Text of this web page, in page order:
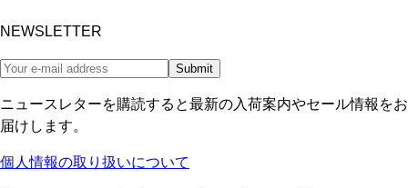
NEWSLETTER
Submit
ニュースレターを購読すると最新の入荷案内やセール情報をお
届けします。
個人情報の取り扱いについて